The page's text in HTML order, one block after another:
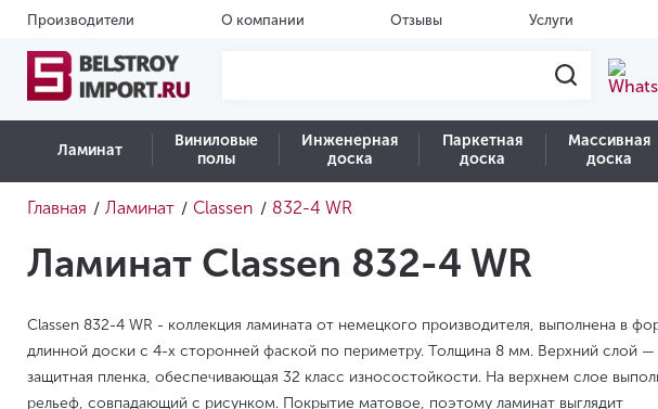
Производители О компании Отзывы Услуги
Ламинат
Виниловые
полы
Инженерная
доска
Паркетная
доска
Массивная
доска
Главная / Ламинат / Classen / 832-4 WR
Ламинат Classen 832-4 WR
Classen 832-4 WR - коллекция ламината от немецкого производителя, выполнена в
длинной доски с 4-х сторонней фаской по периметру. Толщина 8 мм. Верхний слой —
защитная пленка, обеспечивающая 32 класс износостойкости. На верхнем слое
рельеф, совпадающий с рисунком. Покрытие матовое, поэтому ламинат выглядит